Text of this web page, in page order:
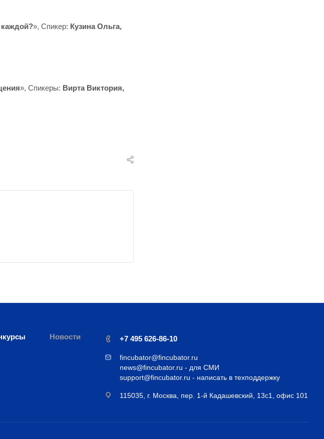
каждой?», Спикер: Кузина Ольга,
», Спикеры: Вирта Виктория,
Новости +7 495 626-86-10
fincubator@fincubator.ru
news@fincubator.ru - для СМИ
support@fincubator.ru - написать в техподдержку
115035, г. Москва, пер. 1-й Кадашевский, 13с1, офис 101